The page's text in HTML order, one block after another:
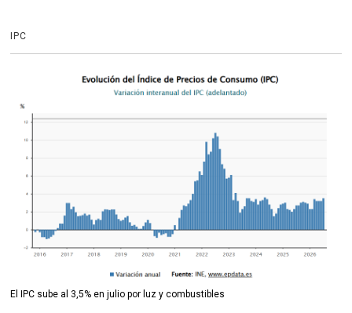
IPC
El IPC sube al 3,5% en julio por luz y combustibles